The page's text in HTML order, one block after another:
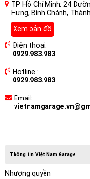
TP Hồ Chí Minh: 24
Hưng, Bình Chánh,
Xem bản đồ
Điện thoại:
0929.983.983
Hotline :
0929.983.983
Email:
Thông tin Việt Nam Garage
Nhượng quyền